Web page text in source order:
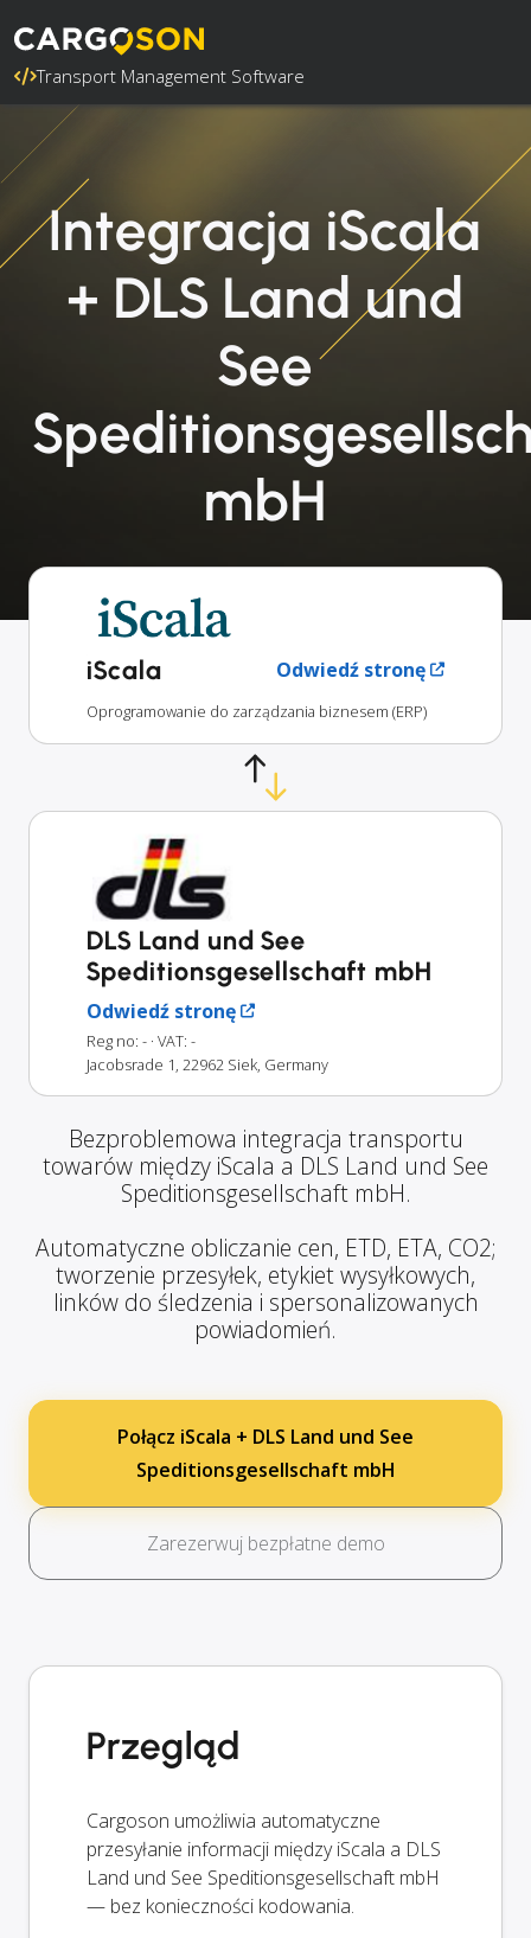
Transport Management Software
Integracja iScala
+ DLS Land und
See
mbH
iScala Odwiedź stronę
Oprogramowanie do zarządzania biznesem (ERP)
DLS Land und See
Speditionsgesellschaft mbH
Odwiedź stronę
Reg no: - · VAT: -
Jacobsrade 1, 22962 Siek, Germany
Bezproblemowa integracja transportu
towarów między iScala a DLS Land und See
Speditionsgesellschaft mbH.
Automatyczne obliczanie cen, ETD, ETA, CO2;
tworzenie przesyłek, etykiet wysyłkowych,
linków do śledzenia i spersonalizowanych
powiadomień.
Połącz iScala + DLS Land und See
Speditionsgesellschaft mbH
Zarezerwuj bezpłatne demo
Przegląd
Cargoson umożliwia automatyczne
przesyłanie informacji między iScala a DLS
Land und See Speditionsgesellschaft mbH
— bez konieczności kodowania.